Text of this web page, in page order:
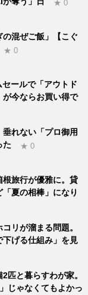
★ 0
混ぜご飯」【こぐ
★ 0
ールで「アウトド
が今ならお買い得で
れない「プロ御用
た
★ 0
根旅行が優雅に。貸
夏の相棒」になり
リが溜まる問題。
下げる仕組み」を見
匹と暮らすわが家。
じゃなくてもよかっ